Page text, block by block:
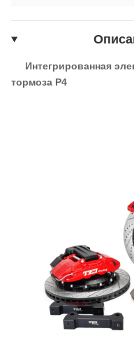
Интегрированная
тормоза P4